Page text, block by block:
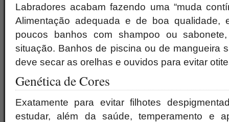
Labradores acabam fazendo uma “muda
Alimentação adequada e de boa qualidade,
poucos banhos com shampoo ou
situação. Banhos de piscina ou de mangueira
deve secar as orelhas e ouvidos para evitar
Genética de Cores
Exatamente para evitar filhotes
estudar, além da saúde, temperamento e